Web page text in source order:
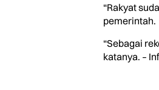
“Rakyat
pemerintah.
“Sebagai
katanya. –